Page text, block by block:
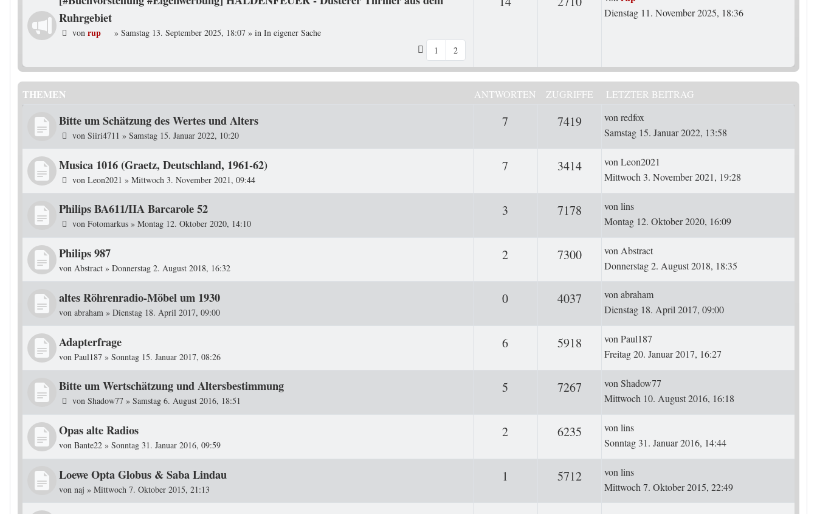
Ruhrgebiet
von rup » Samstag 13. September 2025, 18:07 » in In eigener Sache
1
2
Dienstag 11. November 2025, 18:36
THEMEN ANTWORTEN ZUGRIFFE LETZTER BEITRAG
Bitte um Schätzung des Wertes und Alters
von Siiri4711 » Samstag 15. Januar 2022, 10:20
7 Antworten7419 ZugriffeLetzter Beitrag
vonredfox
Samstag 15. Januar 2022, 13:58
Musica 1016 (Graetz, Deutschland, 1961-62)
von Leon2021 » Mittwoch 3. November 2021, 09:44
7 Antworten3414ZugriffeLetzter Beitrag
vonLeon2021
Mittwoch 3. November 2021, 19:28
Philips BA611/IIA Barcarole 52
von Fotomarkus » Montag 12. Oktober 2020, 14:10
3 Antworten7178 ZugriffeLetzter Beitrag
vonlins
Montag 12. Oktober 2020, 16:09
Philips 987
von Abstract » Donnerstag 2. August 2018, 16:32
2Antworten7300ZugriffeLetzter Beitrag
von Abstract
Donnerstag 2. August 2018, 18:35
altes Röhrenradio-Möbel um 1930
von abraham » Dienstag 18. April 2017, 09:00
0Antworten4037 ZugriffeLetzter Beitrag
vonabraham
Dienstag 18. April 2017, 09:00
Adapterfrage
von Paul187 » Sonntag 15. Januar 2017, 08:26
6Antworten5918 ZugriffeLetzter Beitrag
vonPaul187
Freitag 20. Januar 2017, 16:27
Bitte um Wertschätzung und Altersbestimmung
von Shadow77 » Samstag 6. August 2016, 18:51
5 Antworten7267 ZugriffeLetzter Beitrag
vonShadow77
Mittwoch 10. August 2016, 16:18
Opas alte Radios
von Bante22 » Sonntag 31. Januar 2016, 09:59
2Antworten6235 ZugriffeLetzter Beitrag
vonlins
Sonntag 31. Januar 2016, 14:44
Loewe Opta Globus & Saba Lindau
von naj » Mittwoch 7. Oktober 2015, 21:13
1 Antworten5712ZugriffeLetzter Beitrag
vonlins
Mittwoch 7. Oktober 2015, 22:49